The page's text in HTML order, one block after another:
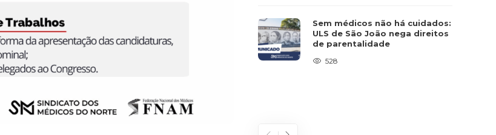
Sem médicos não há cuidados:
ULS de São João nega direitos
de parentalidade
528